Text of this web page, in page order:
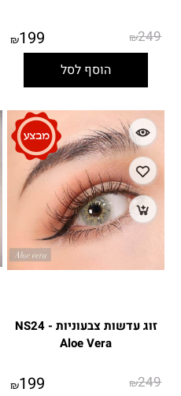
₪249
₪199
הוסף לסל
זוג עדשות צבעוניות - NS24
Aloe Vera
₪249
₪199